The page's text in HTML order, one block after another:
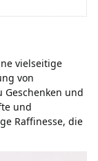
vielseitige
von
Geschenken und
und
Raffinesse, die